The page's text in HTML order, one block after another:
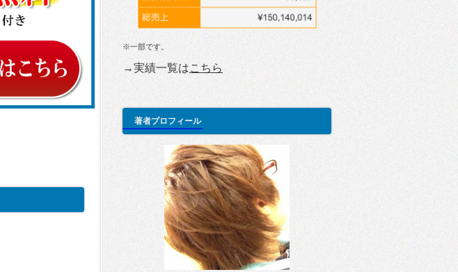
※一部です。
→実績一覧はこちら
著者プロフィール